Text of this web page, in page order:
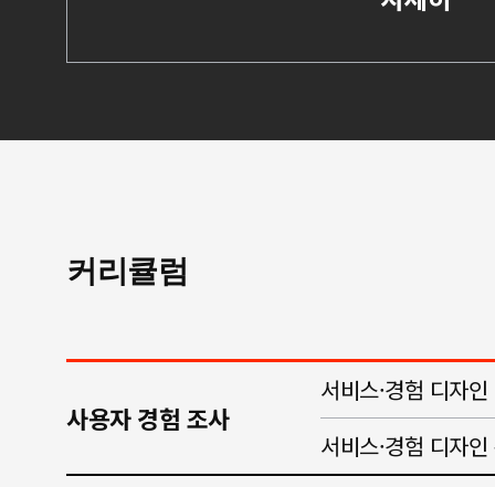
커리큘럼
사용자 경험 조사
서비스·경험 디자
서비스·경험 디자